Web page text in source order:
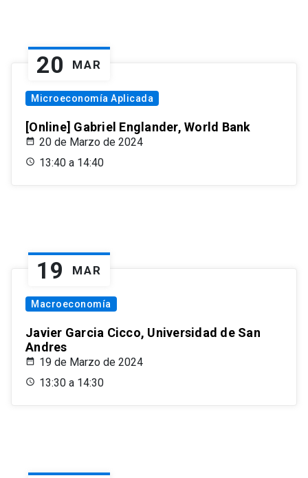
20 MAR
Microeconomía Aplicada
[Online] Gabriel Englander, World Bank
20 de Marzo de 2024
13:40 a 14:40
19 MAR
Macroeconomía
Javier Garcia Cicco, Universidad de San
Andres
19 de Marzo de 2024
13:30 a 14:30